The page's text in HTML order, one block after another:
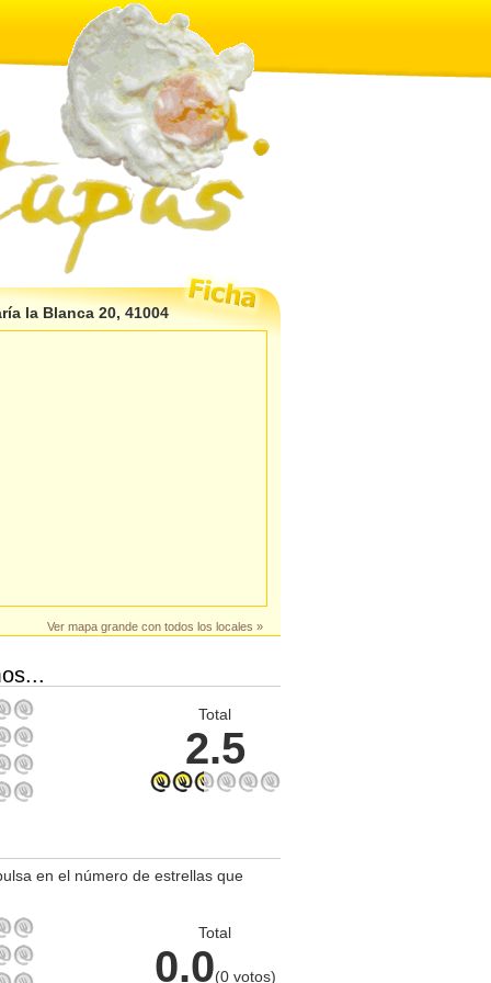
la Blanca 20, 41004
Ver mapa grande con todos los locales »
Total
2.5
en el número de estrellas que
Total
0.0(0 votos)